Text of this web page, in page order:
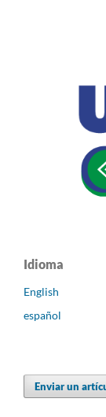
Idioma
English
español
Enviar un